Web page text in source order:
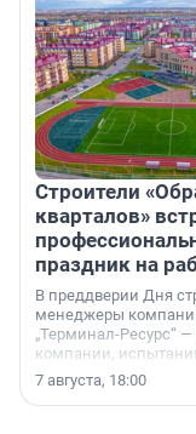
Строители
кварталов»
праздник на
В преддверии Дня
менеджеры
„Терминал-Ресурс“
компании,
осторожного
7 августа, 18:00